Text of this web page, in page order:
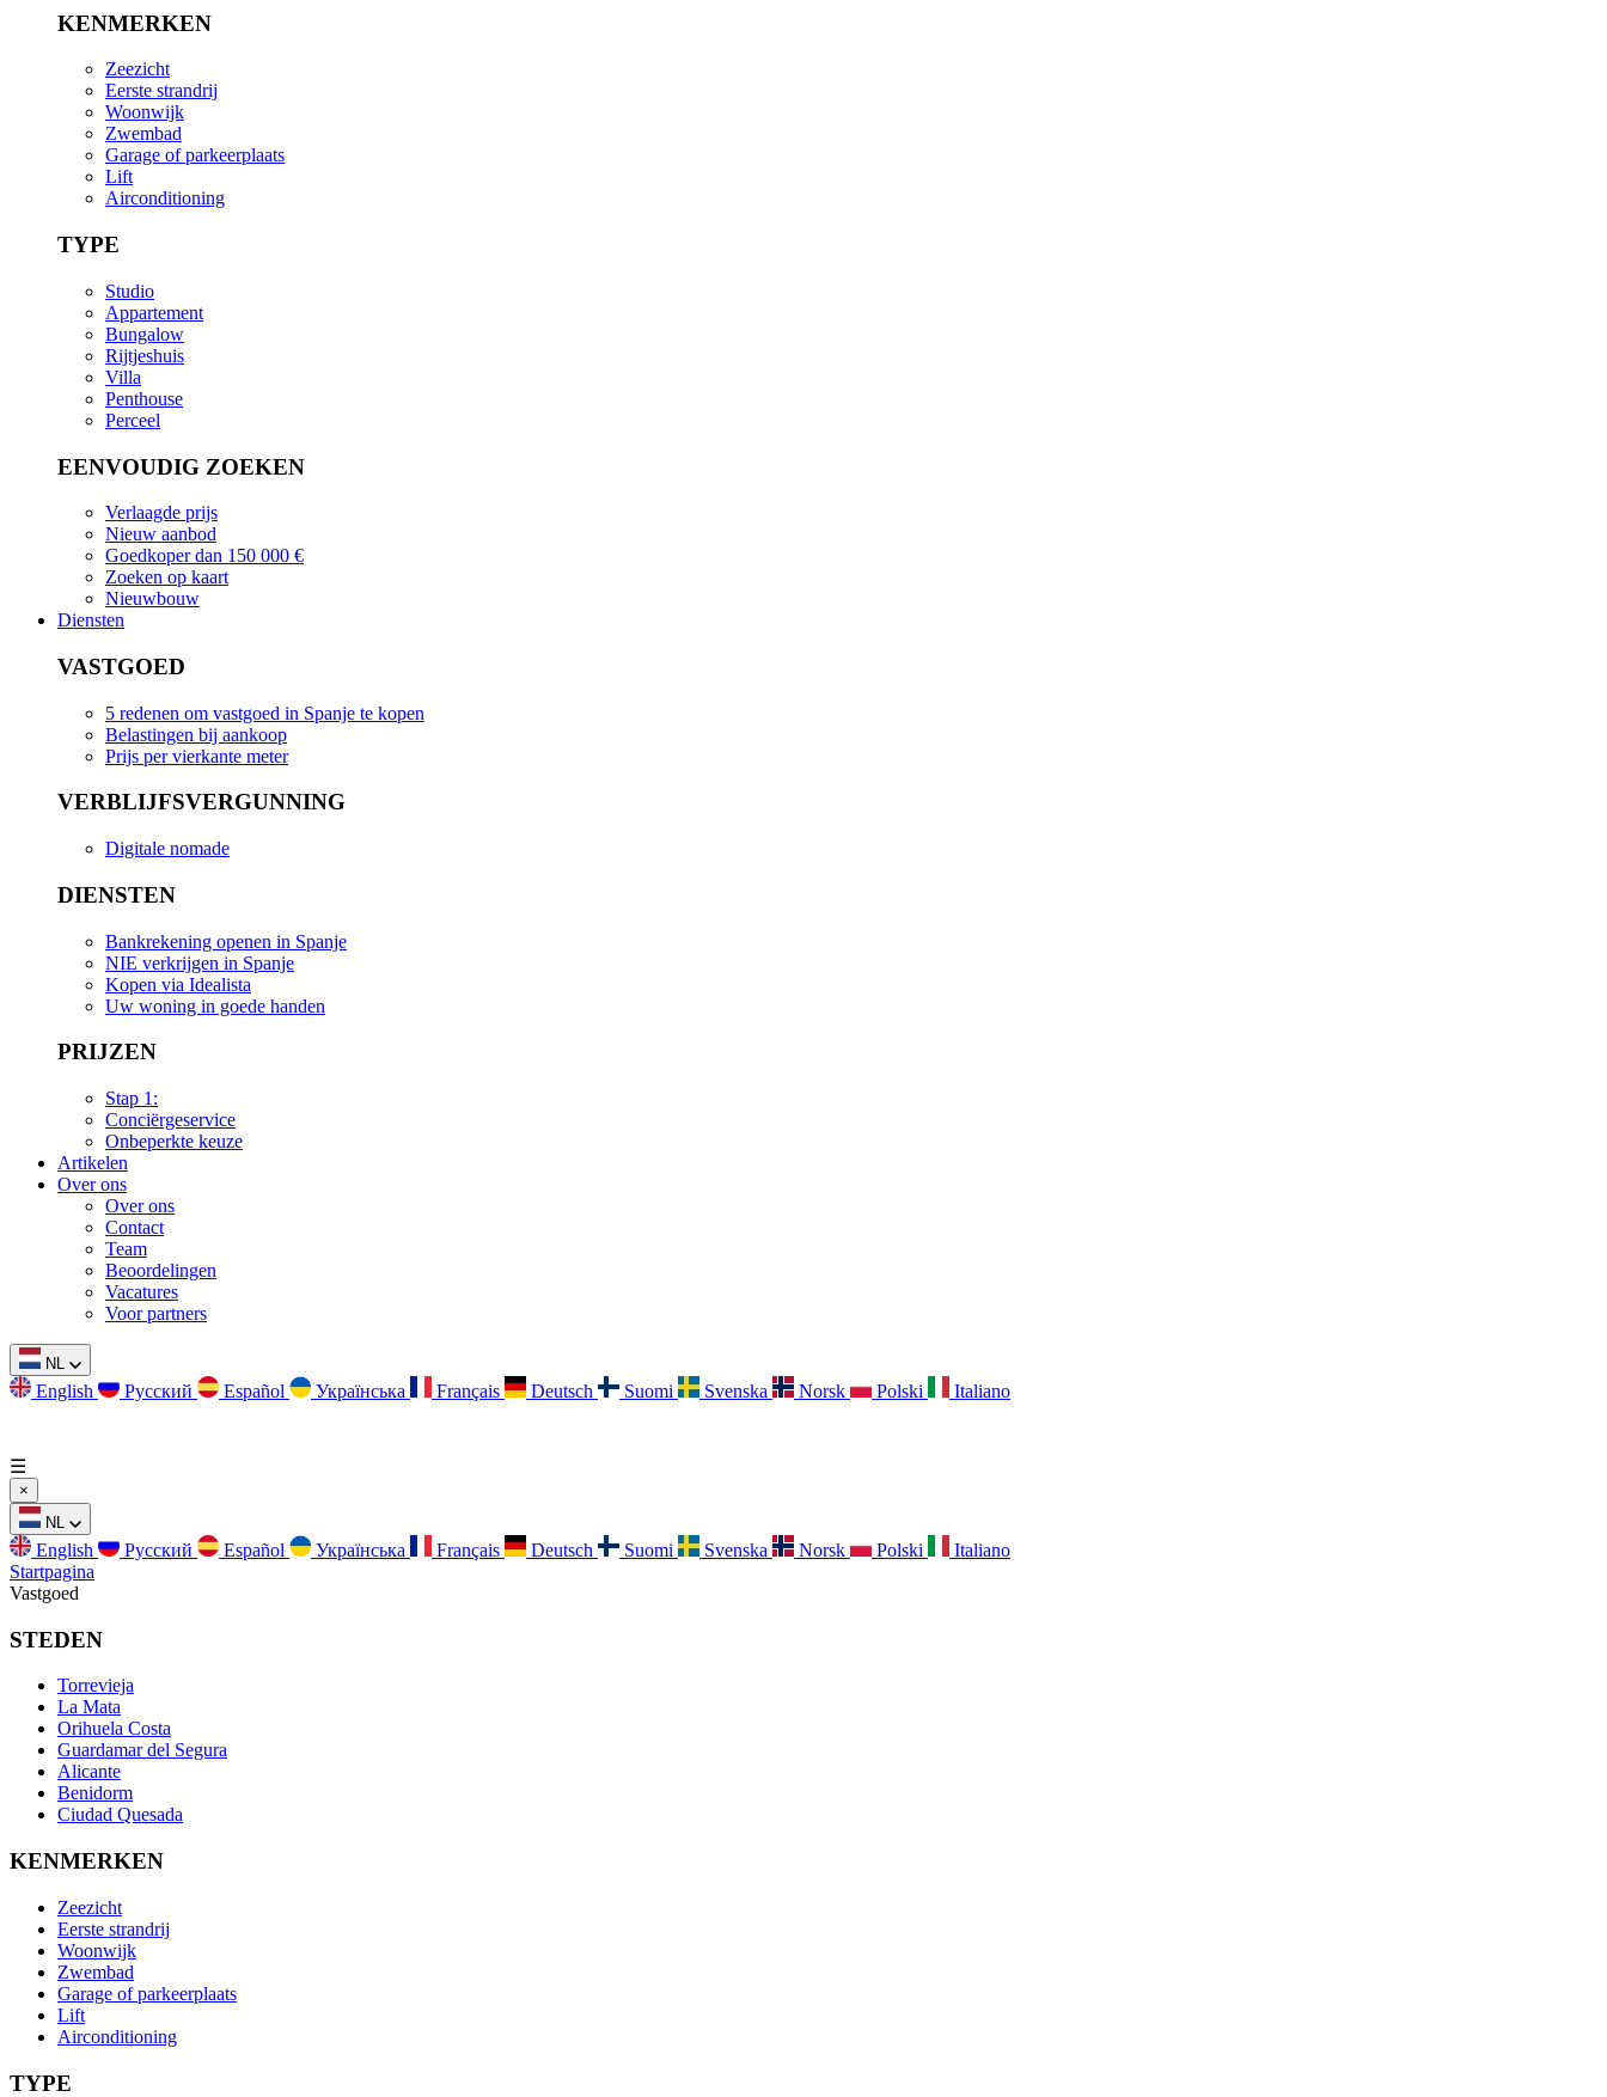
KENMERKEN
Zeezicht
Eerste strandrij
Woonwijk
Zwembad
Garage of parkeerplaats
Lift
Airconditioning
TYPE
Studio
Appartement
Bungalow
Rijtjeshuis
Villa
Penthouse
Perceel
EENVOUDIG ZOEKEN
Verlaagde prijs
Nieuw aanbod
Goedkoper dan 150 000 €
Zoeken op kaart
Nieuwbouw
Diensten
VASTGOED
5 redenen om vastgoed in Spanje te kopen
Belastingen bij aankoop
Prijs per vierkante meter
VERBLIJFSVERGUNNING
Digitale nomade
DIENSTEN
Bankrekening openen in Spanje
NIE verkrijgen in Spanje
Kopen via Idealista
Uw woning in goede handen
PRIJZEN
Stap 1:
Conciërgeservice
Onbeperkte keuze
Artikelen
Over ons
Over ons
Contact
Team
Beoordelingen
Vacatures
Voor partners
NL
English Русский Español Українська Français Deutsch Suomi Svenska Norsk Polski Italiano
☰
×
NL
English Русский Español Українська Français Deutsch Suomi Svenska Norsk Polski
Italiano
Startpagina
Vastgoed
STEDEN
Torrevieja
La Mata
Orihuela Costa
Guardamar del Segura
Alicante
Benidorm
Ciudad Quesada
KENMERKEN
Zeezicht
Eerste strandrij
Woonwijk
Zwembad
Garage of parkeerplaats
Lift
Airconditioning
TYPE